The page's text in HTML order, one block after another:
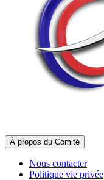
À propos du Comité
Nous contacter
Politique vie privée